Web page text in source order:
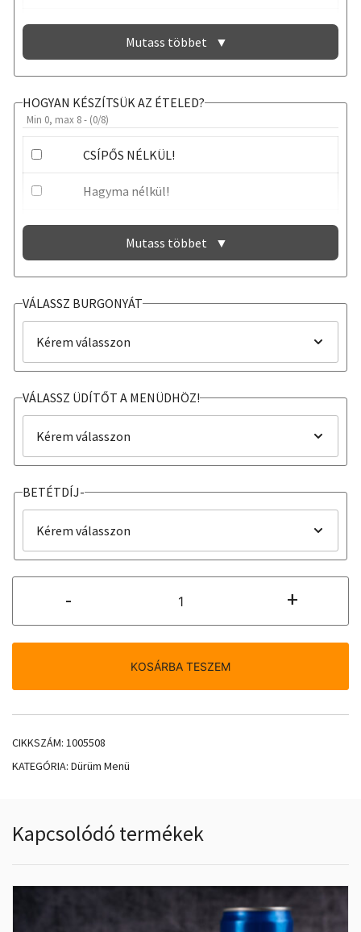
Oliva bogyó 290Ft
EXTRA SZÓSZ 290Ft
Mutass többet ▼
HOGYAN KÉSZÍTSÜK AZ ÉTELED?
Min 0, max 8 - (0/8)
CSÍPŐS NÉLKÜL!
Hagyma nélkül!
Uborka nélkül!
Paradicsom nélkül!
Káposzta nélkül!
Saláta nélkül!
Szósz nélkül!
Mutass többet ▼
VÁLASSZ BURGONYÁT
VÁLASSZ ÜDÍTŐT A MENÜDHÖZ!
BETÉTDÍJ-
-
Dürüm
menüben
mennyiség
+
KOSÁRBA TESZEM
CIKKSZÁM: 1005508
KATEGÓRIA: Dürüm Menü
Kapcsolódó termékek